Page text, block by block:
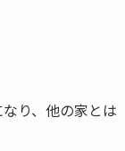
り、他の家とは